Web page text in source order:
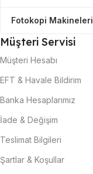
Fotokopi Makineleri
Müşteri Servisi
Müşteri Hesabı
EFT & Havale Bildirim
Banka Hesaplarımız
İade & Değişim
Teslimat Bilgileri
Şartlar & Koşullar